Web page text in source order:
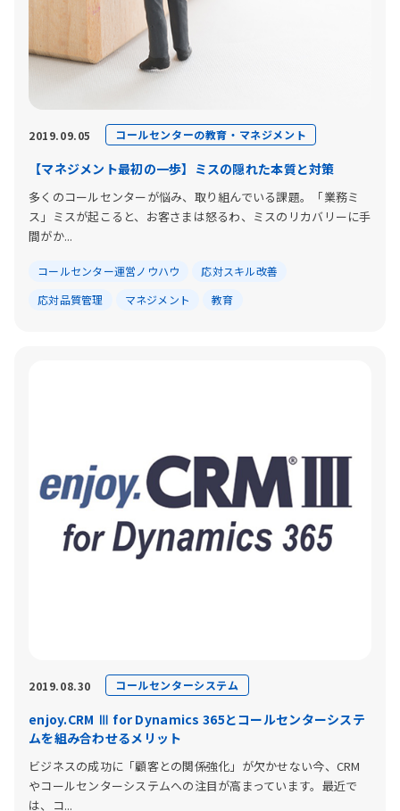
2019.09.05 コールセンターの教育・マネジメント
【マネジメント最初の一歩】ミスの隠れた本質と対策
多くのコールセンターが悩み、取り組んでいる課題。「業務ミ
ス」ミスが起こると、お客さまは怒るわ、ミスのリカバリーに手
間がか...
コールセンター運営ノウハウ
応対スキル改善
応対品質管理
マネジメント 教育
2019.08.30 コールセンターシステム
enjoy.CRM Ⅲ for Dynamics 365とコールセンターシステ
ムを組み合わせるメリット
ビジネスの成功に「顧客との関係強化」が欠かせない今、CRM
やコールセンターシステムへの注目が高まっています。最近で
は、コ...